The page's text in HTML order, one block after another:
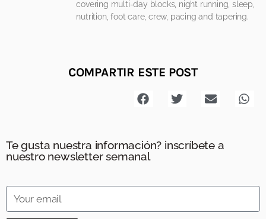
covering multi-day blocks, night running, sleep,
nutrition, foot care, crew, pacing and tapering.
COMPARTIR ESTE POST
Te gusta nuestra información? inscríbete a
nuestro newsletter semanal